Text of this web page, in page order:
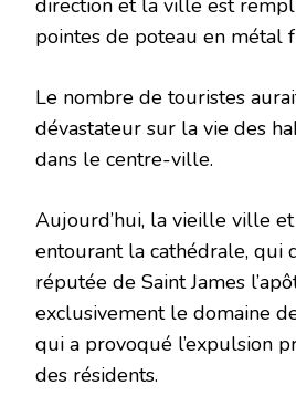
pointes de poteau en métal
Le nombre de touristes
dévastateur sur la vie des
dans le centre-ville.
Aujourd’hui, la vieille ville
entourant la cathédrale, qui
réputée de Saint James
exclusivement le domaine
qui a provoqué l’expulsion
des résidents.